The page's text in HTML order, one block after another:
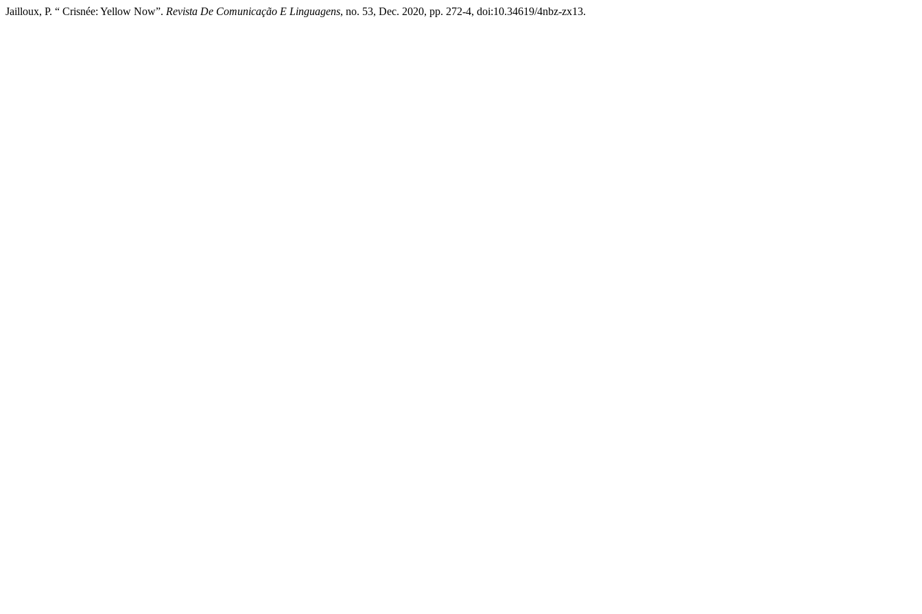
Jailloux, P. “ Crisnée: Yellow Now”. Revista De Comunicação E Linguagens, no. 53, Dec. 2020, pp. 272-4, doi:10.34619/4nbz-zx13.